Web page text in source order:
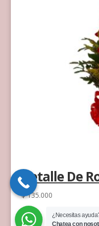
Detalle De
$135.000
¿Necesitas
Chatea con